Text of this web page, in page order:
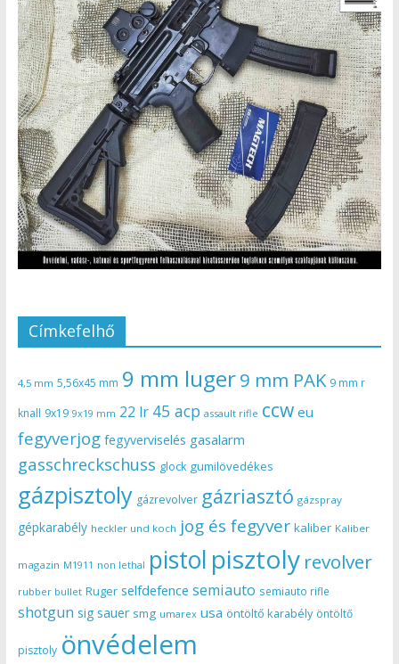
Címkefelhő
4,5 mm 5,56x45 mm 9 mm luger9 mm PAK 9 mm r
knall 9x19 9x19 mm 22 lr 45 acp assault rifle ccw eu
fegyverjog fegyverviselés gasalarm
gasschreckschuss glock gumilövedékes
gázpisztoly gázrevolver gázriasztó gázspray
gépkarabély heckler und koch jog és fegyver kaliber Kaliber
magazin M1911 non lethal pistol pisztoly revolver
rubber bullet Ruger selfdefence semiauto semiauto rifle
shotgun sig sauer smg umarex usa öntöltő karabély öntöltő
pisztoly önvédelem